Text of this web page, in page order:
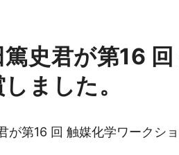
篤史君が第16
ました。
が第16 回 触媒化学ワークシ